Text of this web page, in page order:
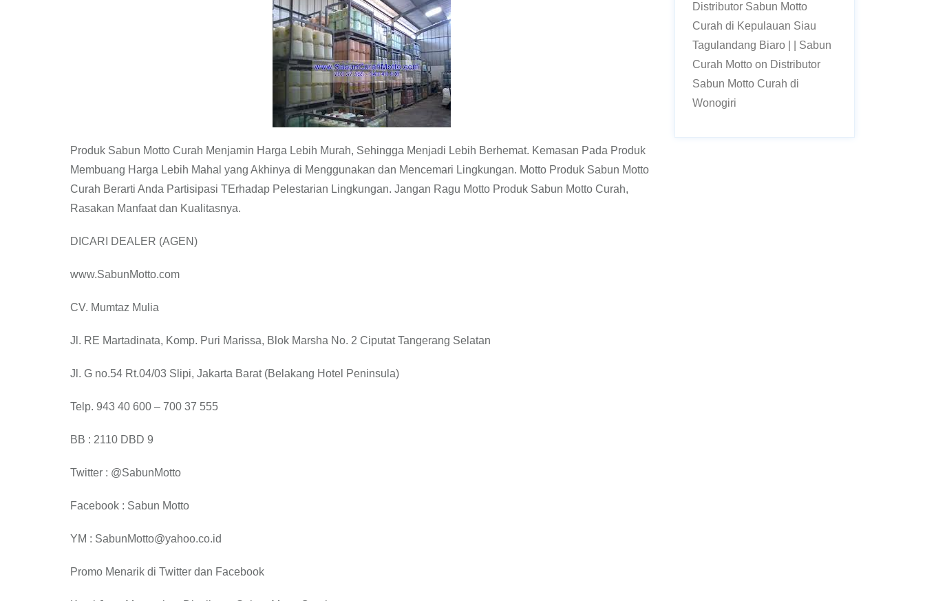
Produk Sabun Motto Curah Menjamin Harga Lebih Murah, Sehingga Menjadi Lebih Berhemat. Kemasan Pada Produk
Membuang Harga Lebih Mahal yang Akhinya di Menggunakan dan Mencemari Lingkungan. Motto Produk Sabun Motto
Curah Berarti Anda Partisipasi TErhadap Pelestarian Lingkungan. Jangan Ragu Motto Produk Sabun Motto Curah,
Rasakan Manfaat dan Kualitasnya.
DICARI DEALER (AGEN)
www.SabunMotto.com
CV. Mumtaz Mulia
Jl. RE Martadinata, Komp. Puri Marissa, Blok Marsha No. 2 Ciputat Tangerang Selatan
Jl. G no.54 Rt.04/03 Slipi, Jakarta Barat (Belakang Hotel Peninsula)
Telp. 943 40 600 – 700 37 555
BB : 2110 DBD 9
Twitter : @SabunMotto
Facebook : Sabun Motto
YM : SabunMotto@yahoo.co.id
Promo Menarik di Twitter dan Facebook
Distributor Sabun Motto
Curah di Kepulauan Siau
Tagulandang Biaro | | Sabun
Curah Mottoon Distributor
Sabun Motto Curah di
Wonogiri